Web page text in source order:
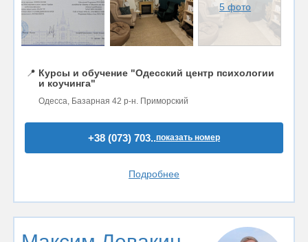
5 фото
📍 Курсы и обучение "Одесский центр психологии
и коучинга"
Одесса, Базарная 42 р-н. Приморский
+38 (073) 703..показать номер
Подробнее